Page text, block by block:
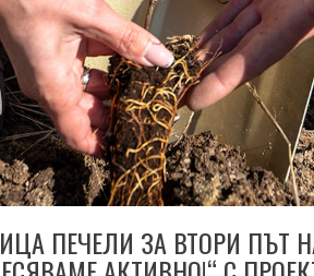
ПЕЧЕЛИ ЗА ВТОРИ ПЪТ